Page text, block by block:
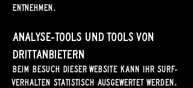
entnehmen.
Analyse-Tools und Tools von
Dritt­anbietern
Beim Besuch dieser Website kann Ihr Surf-
Verhalten statistisch ausgewertet werden.